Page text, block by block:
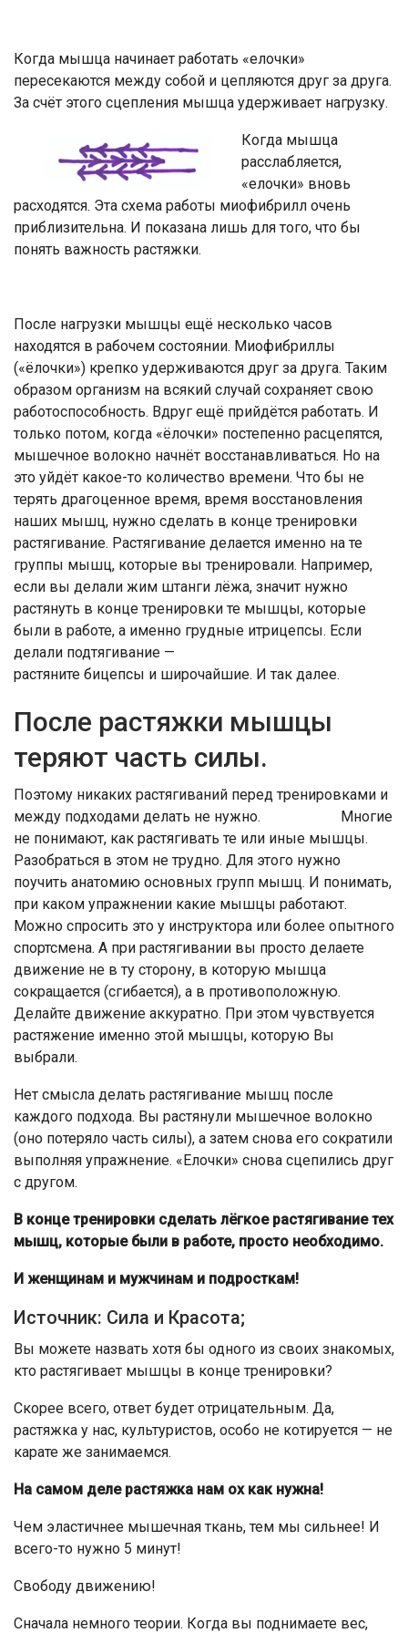
Когда мышца начинает работать «елочки»
пересекаются между собой и цепляются друг за друга.
За счёт этого сцепления мышца удерживает нагрузку.
Когда мышца
расслабляется,
«елочки» вновь
расходятся. Эта схема работы миофибрилл очень
приблизительна. И показана лишь для того, что бы
понять важность растяжки.
После нагрузки мышцы ещё несколько часов
находятся в рабочем состоянии. Миофибриллы
(«ёлочки») крепко удерживаются друг за друга. Таким
образом организм на всякий случай сохраняет свою
работоспособность. Вдруг ещё прийдётся работать. И
только потом, когда «ёлочки» постепенно расцепятся,
мышечное волокно начнёт восстанавливаться. Но на
это уйдёт какое-то количество времени. Что бы не
терять драгоценное время, время восстановления
наших мышц, нужно сделать в конце тренировки
растягивание. Растягивание делается именно на те
группы мышц, которые вы тренировали. Например,
если вы делали жим штанги лёжа, значит нужно
растянуть в конце тренировки те мышцы, которые
были в работе, а именно грудные итрицепсы. Если
делали подтягивание —
растяните бицепсы и широчайшие. И так далее.
После растяжки мышцы
теряют часть силы.
Поэтому никаких растягиваний перед тренировками и
между подходами делать не нужно. Многие
не понимают, как растягивать те или иные мышцы.
Разобраться в этом не трудно. Для этого нужно
поучить анатомию основных групп мышц. И понимать,
при каком упражнении какие мышцы работают.
Можно спросить это у инструктора или более опытного
спортсмена. А при растягивании вы просто делаете
движение не в ту сторону, в которую мышца
сокращается (сгибается), а в противоположную.
Делайте движение аккуратно. При этом чувствуется
растяжение именно этой мышцы, которую Вы
выбрали.
Нет смысла делать растягивание мышц после
каждого подхода. Вы растянули мышечное волокно
(оно потеряло часть силы), а затем снова его сократили
выполняя упражнение. «Елочки» снова сцепились друг
с другом.
В конце тренировки сделать лёгкое растягивание тех
мышц, которые были в работе, просто необходимо.
И женщинам и мужчинам и подросткам!
Источник: Сила и Красота;
Вы можете назвать хотя бы одного из своих знакомых,
кто растягивает мышцы в конце тренировки?
Скорее всего, ответ будет отрицательным. Да,
растяжка у нас, культуристов, особо не котируется — не
карате же занимаемся.
На самом деле растяжка нам ох как нужна!
Чем эластичнее мышечная ткань, тем мы сильнее! И
всего-то нужно 5 минут!
Свободу движению!
Сначала немного теории. Когда вы поднимаете вес,